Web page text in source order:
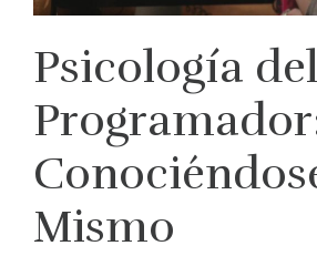
Psicología del
Mismo